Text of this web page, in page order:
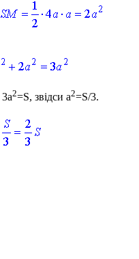
3a2=S, звідси a2=S/3.